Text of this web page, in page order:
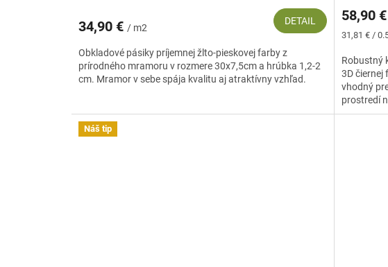
34,90 € / m2
DETAIL
Obkladové pásiky príjemnej žlto-pieskovej farby z
prírodného mramoru v rozmere 30x7,5cm a hrúbka 1,2-2
cm. Mramor v sebe spája kvalitu aj atraktívny vzhľad.
58,90 €
Jednotková
31,81 € /
Robustný
3D čiernej
vhodný
prostredí
Náš tip